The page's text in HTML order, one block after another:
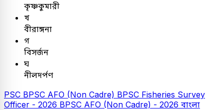
কৃষ্ণকুমারী
খ
বীরাঙ্গনা
গ
বিসর্জন
ঘ
নীলদর্পণ
PSC BPSC AFO (Non Cadre) BPSC Fisheries Survey
Officer - 2026 BPSC AFO (Non Cadre) - 2026 বাংলা